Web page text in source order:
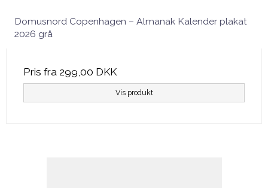
Domusnord Copenhagen – Almanak Kalender plakat
2026 grå
Pris fra 299,00 DKK
Vis produkt